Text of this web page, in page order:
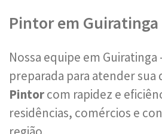
Pintor em Guiratinga
Nossa equipe em Guiratinga
preparada para atender sua
Pintorcom rapidez e
residências, comércios e